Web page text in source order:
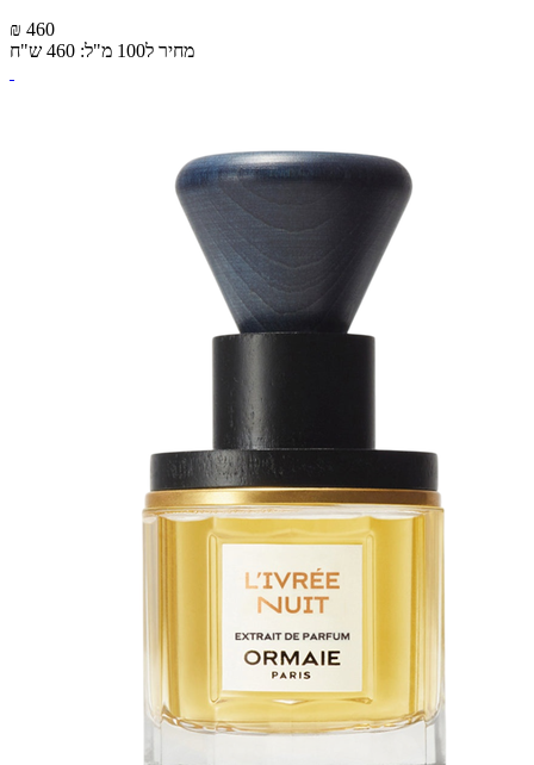
₪ 460
מחיר ל100 מ"ל: 460 ש"ח